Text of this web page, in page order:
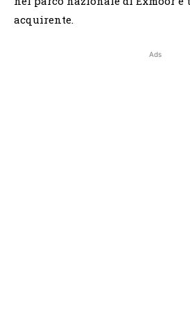
acquirente.
Ads